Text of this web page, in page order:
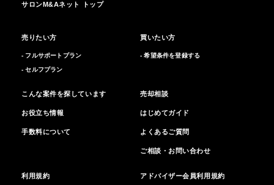
サロンM&Aネット トップ
売りたい方
- フルサポートプラン
- セルフプラン
買いたい方
- 希望条件を登録する
こんな案件を探しています
お役立ち情報
手数料について
売却相談
はじめてガイド
よくあるご質問
ご相談・お問い合わせ
利用規約 アドバイザー会員利用規約